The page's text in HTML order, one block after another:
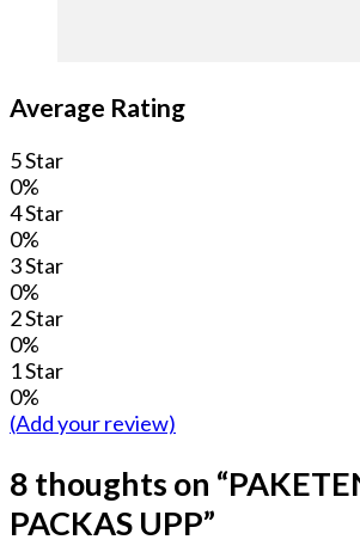
Average Rating
5 Star
0%
4 Star
0%
3 Star
0%
2 Star
0%
1 Star
0%
(Add your review)
8 thoughts on “
PACKAS UPP”